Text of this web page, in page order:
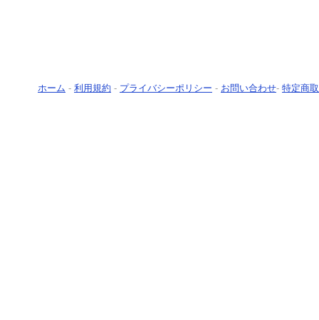
ホーム - 利用規約 - プライバシーポリシー - お問い合わせ- 特定商